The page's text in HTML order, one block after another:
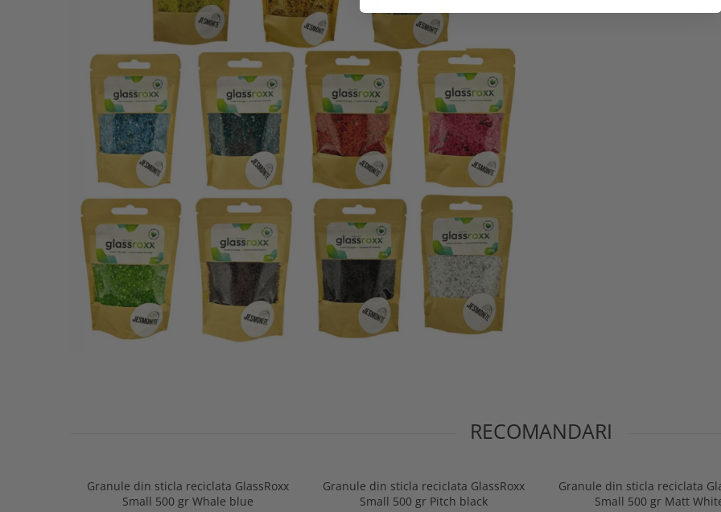
RECOMANDARI
Granule din sticla reciclata GlassRoxx
Small 500 gr Whale blue
Granule din sticla reciclata GlassRoxx
Small 500 gr Pitch black
Granule din sticla reciclata
Small 500 gr Matt